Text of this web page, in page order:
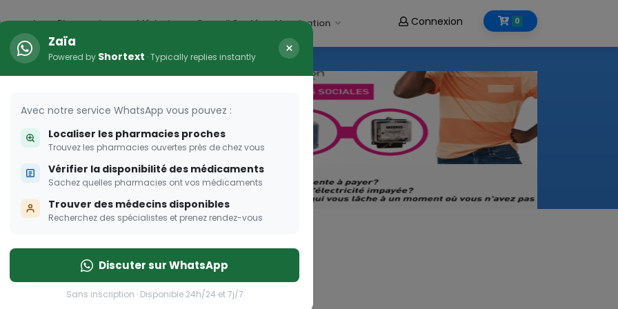
Pharmacies Médecins Conseil Santé Vaccination 0
Connexion
Dream
à pique!
Zaïa
Powered by Shortext · Typically replies instantly ×
Avec notre service WhatsApp vous pouvez :
Localiser les pharmacies proches
Trouvez les pharmacies ouvertes près de chez vous
Vérifier la disponibilité des médicaments
Sachez quelles pharmacies ont vos médicaments
Trouver des médecins disponibles
Recherchez des spécialistes et prenez rendez-vous
Discuter sur WhatsApp
Sans inscription · Disponible 24h/24 et 7j/7